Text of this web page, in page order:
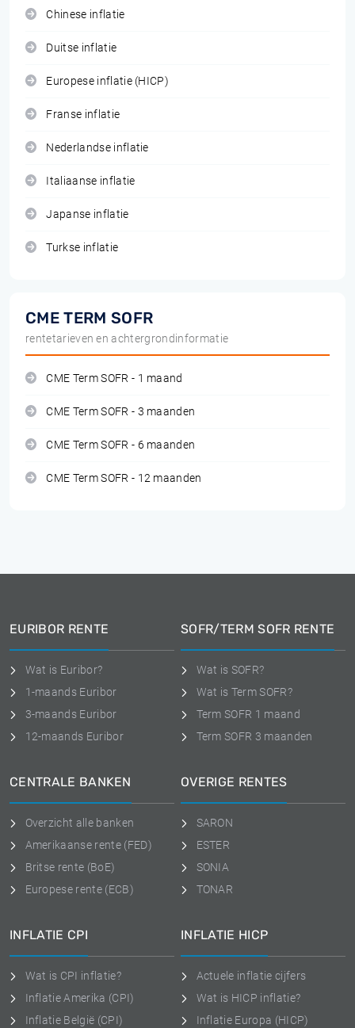
Chinese inflatie
Duitse inflatie
Europese inflatie (HICP)
Franse inflatie
Nederlandse inflatie
Italiaanse inflatie
Japanse inflatie
Turkse inflatie
CME TERM SOFR
rentetarieven en achtergrondinformatie
CME Term SOFR - 1 maand
CME Term SOFR - 3 maanden
CME Term SOFR - 6 maanden
CME Term SOFR - 12 maanden
EURIBOR RENTE
Wat is Euribor?
1-maands Euribor
3-maands Euribor
12-maands Euribor
SOFR/TERM SOFR RENTE
Wat is SOFR?
Wat is Term SOFR?
Term SOFR 1 maand
Term SOFR 3 maanden
CENTRALE BANKEN
Overzicht alle banken
Amerikaanse rente (FED)
Britse rente (BoE)
Europese rente (ECB)
OVERIGE RENTES
SARON
ESTER
SONIA
TONAR
INFLATIE CPI
Wat is CPI inflatie?
Inflatie Amerika (CPI)
Inflatie België (CPI)
INFLATIE HICP
Actuele inflatie cijfers
Wat is HICP inflatie?
Inflatie Europa (HICP)